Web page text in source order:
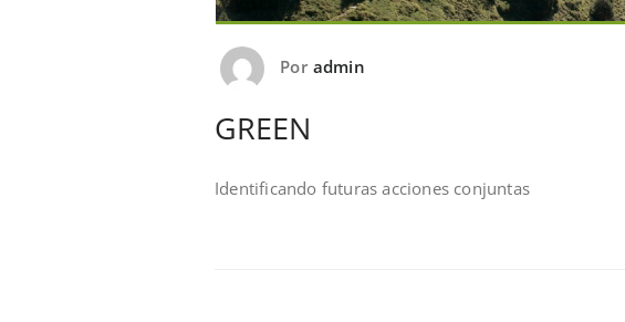
Por admin
GREEN
Identificando futuras acciones conjuntas